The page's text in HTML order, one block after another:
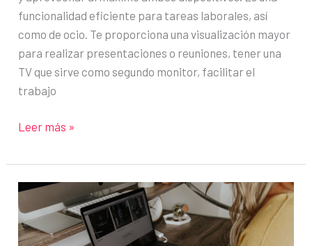
funcionalidad eficiente para tareas laborales, así
como de ocio. Te proporciona una visualización mayor
para realizar presentaciones o reuniones, tener una
TV que sirve como segundo monitor, facilitar el
trabajo
Cómo
la
pantalla
ordenador
en
Leer más »